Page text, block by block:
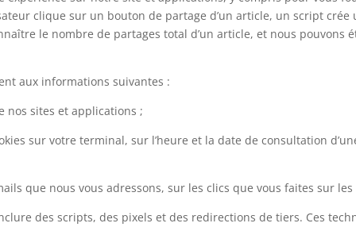
clique sur un bouton de partage d’un article, un script
le nombre de partages total d’un article, et nous pouvons
aux informations suivantes :
sites et applications ;
sur votre terminal, sur l’heure et la date de consultation
que nous vous adressons, sur les clics que vous faites sur les
des scripts, des pixels et des redirections de tiers. Ces